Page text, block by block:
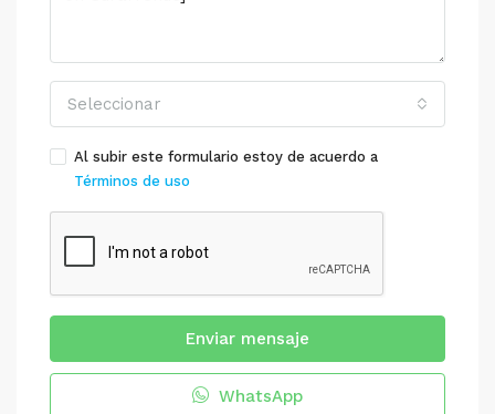
Seleccionar
Al subir este formulario estoy de acuerdo a
Términos de uso
Enviar mensaje
WhatsApp